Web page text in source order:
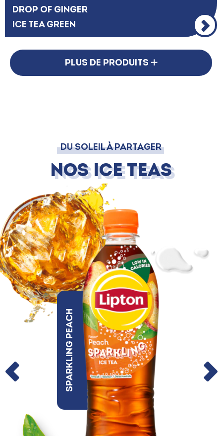
ICE TEA GREEN
DROP OF GINGER
PLUS DE PRODUITS
DU SOLEIL À PARTAGER
Nos Ice Teas
Sparkling Peach